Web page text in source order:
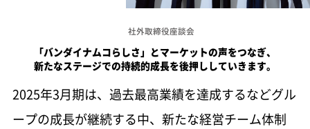
社外取締役座談会
「バンダイナムコらしさ」とマーケットの声をつなぎ、
新たなステージでの持続的成長を後押ししていきます。
2025年3月期は、過去最高業績を達成するなどグル
ープの成長が継続する中、 新たな経営チーム体制
IPラインナップ／多彩な事業領域／組織体制と
IP軸戦略／THE HISTORY OF GUNDAM／価値創
造プロセス／1年の成果
ユニット事業統括会社社長メッセージ
多彩な事業領域 779 KB
845 KB